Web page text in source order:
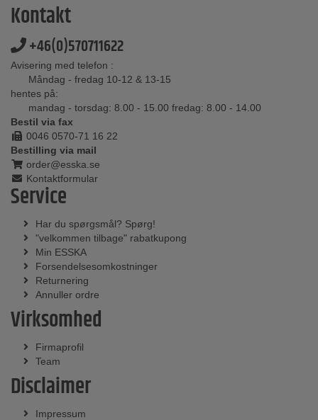
Kontakt
+46(0)570711622
Avisering med telefon :
Måndag - fredag 10-12 & 13-15
hentes på:
mandag - torsdag: 8.00 - 15.00 fredag: 8.00 - 14.00
Bestil via fax
0046 0570-71 16 22
Bestilling via mail
order@esska.se
Kontaktformular
Service
Har du spørgsmål? Spørg!
"velkommen tilbage" rabatkupong
Min ESSKA
Forsendelsesomkostninger
Returnering
Annuller ordre
Virksomhed
Firmaprofil
Team
Disclaimer
Impressum